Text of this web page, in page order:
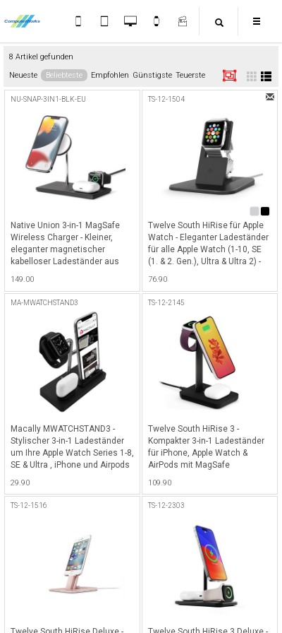
8 Artikel gefunden
Neueste Beliebteste Empfohlen Günstigste Teuerste
NU-SNAP-3IN1-BLK-EU
Native Union 3-in-1 MagSafe
Wireless Charger - Kleiner,
eleganter magnetischer
kabelloser Ladeständer aus
Watch - Slate
149.00
TS-12-1504
Twelve South HiRise für Apple
Watch - Eleganter Ladeständer
für alle Apple Watch (1-10, SE
(1. & 2. Gen.), Ultra & Ultra 2) -
76.90
MA-MWATCHSTAND3
Macally MWATCHSTAND3 -
Stylischer 3-in-1 Ladeständer
um Ihre Apple Watch Series 1-8,
SE & Ultra , iPhone und Airpods
laden und perfekt organisiert
zu sein - Schwarz
29.90
TS-12-2145
Twelve South HiRise 3 -
Kompakter 3-in-1 Ladeständer
für iPhone, Apple Watch &
AirPods mit MagSafe
109.90
TS-12-1516 TS-12-2303